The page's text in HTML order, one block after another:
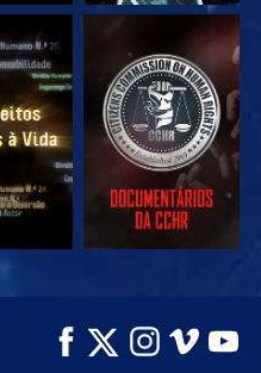
VEJA
EXPLORE A SÉRIE